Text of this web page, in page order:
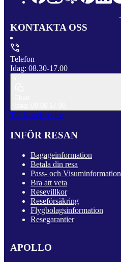
KONTAKTA OSS
Telefon
Idag: 08.30-17.00
Till Kundservice
INFÖR RESAN
Bagageinformation
Betala din resa
Pass- och Visuminformation
Bra att veta
Resevillkor
Reseförsäkring
Flygbolagsinformation
Resegarantier
APOLLO